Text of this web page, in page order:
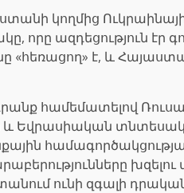
կողմից
որը ազդեցություն էր
է, և
համեմատելով
և Եվրասիական
ունի զգալի